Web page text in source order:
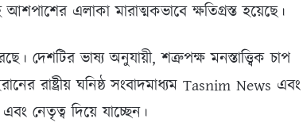
এলাকা মারাত্মকভাবে ক্ষতিগ্রস্ত হয়েছে।
দেশটির ভাষ্য অনুযায়ী, শত্রুপক্ষ মনস্তাত্ত্বিক চাপ
রাষ্ট্রীয় ঘনিষ্ঠ সংবাদমাধ্যম Tasnim News এবং
নেতৃত্ব দিয়ে যাচ্ছেন।